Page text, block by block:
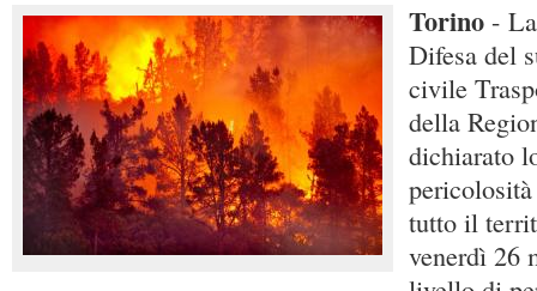
Torino -
Difesa del
civile
della
dichiarato
tutto il
venerdì 26